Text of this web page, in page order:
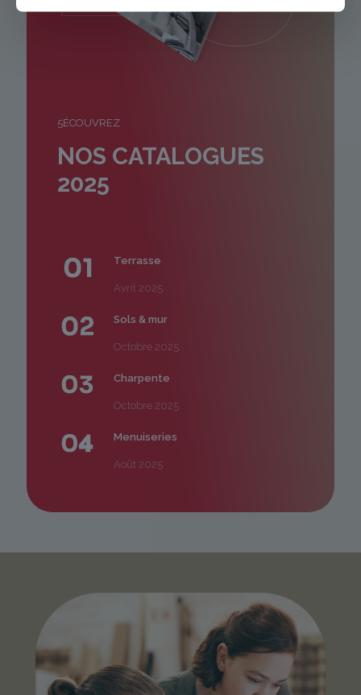
5ÉCOUVREZ
NOS CATALOGUES
2025
Terrasse
Avril 2025
Sols & mur
Octobre 2025
Charpente
Octobre 2025
Menuiseries
Août 2025